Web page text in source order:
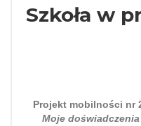
Szkoła w
Projekt mobilności nr
Moje doświadczenia